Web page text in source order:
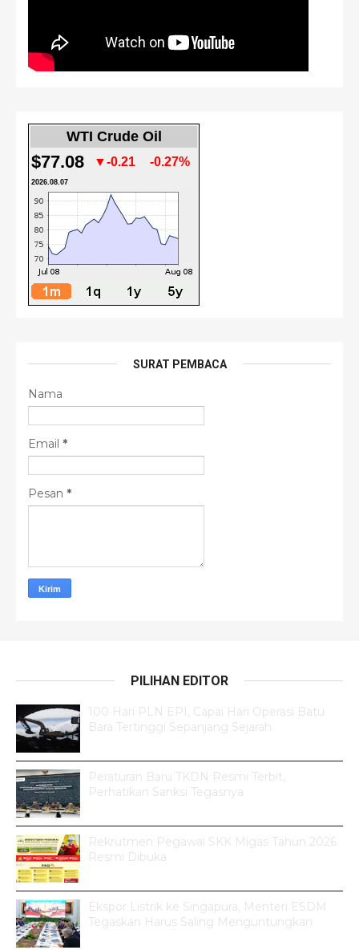
WTI Crude Oil
$77.08 ▼-0.21 -0.27%
2026.08.07
SURAT PEMBACA
Nama
Email *
Pesan *
PILIHAN EDITOR
100 Hari PLN EPI, Capai Hari Operasi Batu
Bara Tertinggi Sepanjang Sejarah
Peraturan Baru TKDN Resmi Terbit,
Perhatikan Sanksi Tegasnya
Rekrutmen Pegawai SKK Migas Tahun 2026
Resmi Dibuka
Ekspor Listrik ke Singapura, Menteri ESDM
Tegaskan Harus Saling Menguntungkan